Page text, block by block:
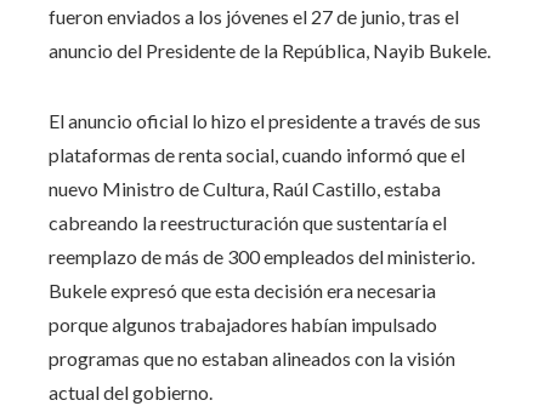
fueron enviados a los jóvenes el 27 de junio, tras el
anuncio del Presidente de la República, Nayib Bukele.
El anuncio oficial lo hizo el presidente a través de sus
plataformas de renta social, cuando informó que el
nuevo Ministro de Cultura, Raúl Castillo, estaba
cabreando la reestructuración que sustentaría el
reemplazo de más de 300 empleados del ministerio.
Bukele expresó que esta decisión era necesaria
porque algunos trabajadores habían impulsado
programas que no estaban alineados con la visión
actual del gobierno.